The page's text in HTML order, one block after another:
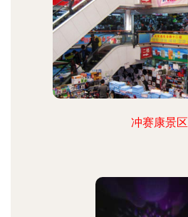
冲赛康景区